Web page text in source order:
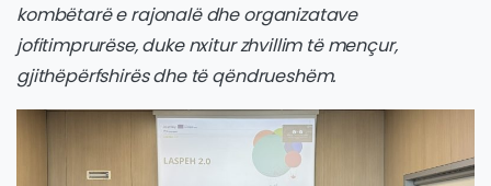
kombëtarë e rajonalë dhe organizatave
jofitimprurëse, duke nxitur zhvillim të mençur,
gjithëpërfshirës dhe të qëndrueshëm.